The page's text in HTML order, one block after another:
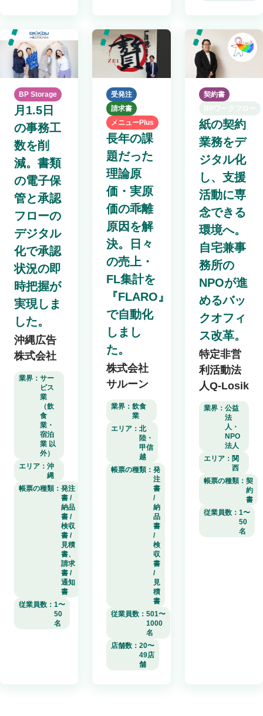
BP Storage
月1.5日
の事務工
数を削
減。書類
の電子保
管と承認
フローの
デジタル
化で承認
状況の即
時把握が
実現しま
した。
沖縄広告
株式会社
業界： サー
ビス
業
（飲
食
業・
宿泊
業 以
外）
エリア： 沖
縄
帳票の種類： 発注
書 /
納品
書 /
検収
書 /
見積
書、
請求
書 /
通知
書
従業員数： 1〜
50
名
受発注
請求書
メニューPlus
長年の課
題だった
理論原
価・実原
価の乖離
原因を解
決。日々
の売上・
FL集計を
『FLARO』
で自動化
しまし
た。
株式会社
サルーン
業界：飲食
業
エリア：北
陸・
甲信
越
帳票の種類：発
注
書
/
納
品
書
/
検
収
書
/
見
積
書
従業員数：501〜
1000
名
店舗数：20〜
49店
舗
契約書
紙の契約
業務をデ
ジタル化
し、支援
活動に専
念できる
環境へ。
自宅兼事
務所の
NPOが進
めるバッ
クオフィ
ス改革。
特定非営
利活動法
人Q-Losik
業界： 公益
法
人・
NPO
法人
エリア： 関
西
帳票の種類： 契
約
書
従業員数： 1〜
50
名